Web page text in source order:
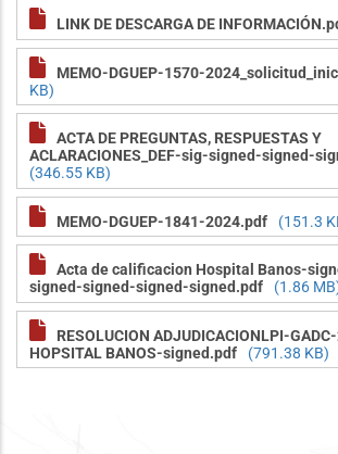
LINK DE DESCARGA DE
MEMO-DGUEP-1570-
KB)
ACTA DE PREGUNTAS, RESPUESTAS Y
ACLARACIONES_DEF-sig-signed-signed-
(346.55 KB)
MEMO-DGUEP-1841-2024.pdf (151.3
Acta de calificacion Hospital Banos-
signed-signed-signed-signed.pdf
(1.86
RESOLUCION ADJUDICACIONLPI-
HOPSITAL BANOS-signed.pdf
(791.38 KB)